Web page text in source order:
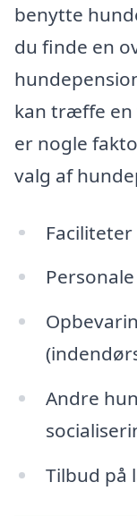
benytte
du finde en
kan træffe en
er nogle
valg af
Andre
Tilbud på